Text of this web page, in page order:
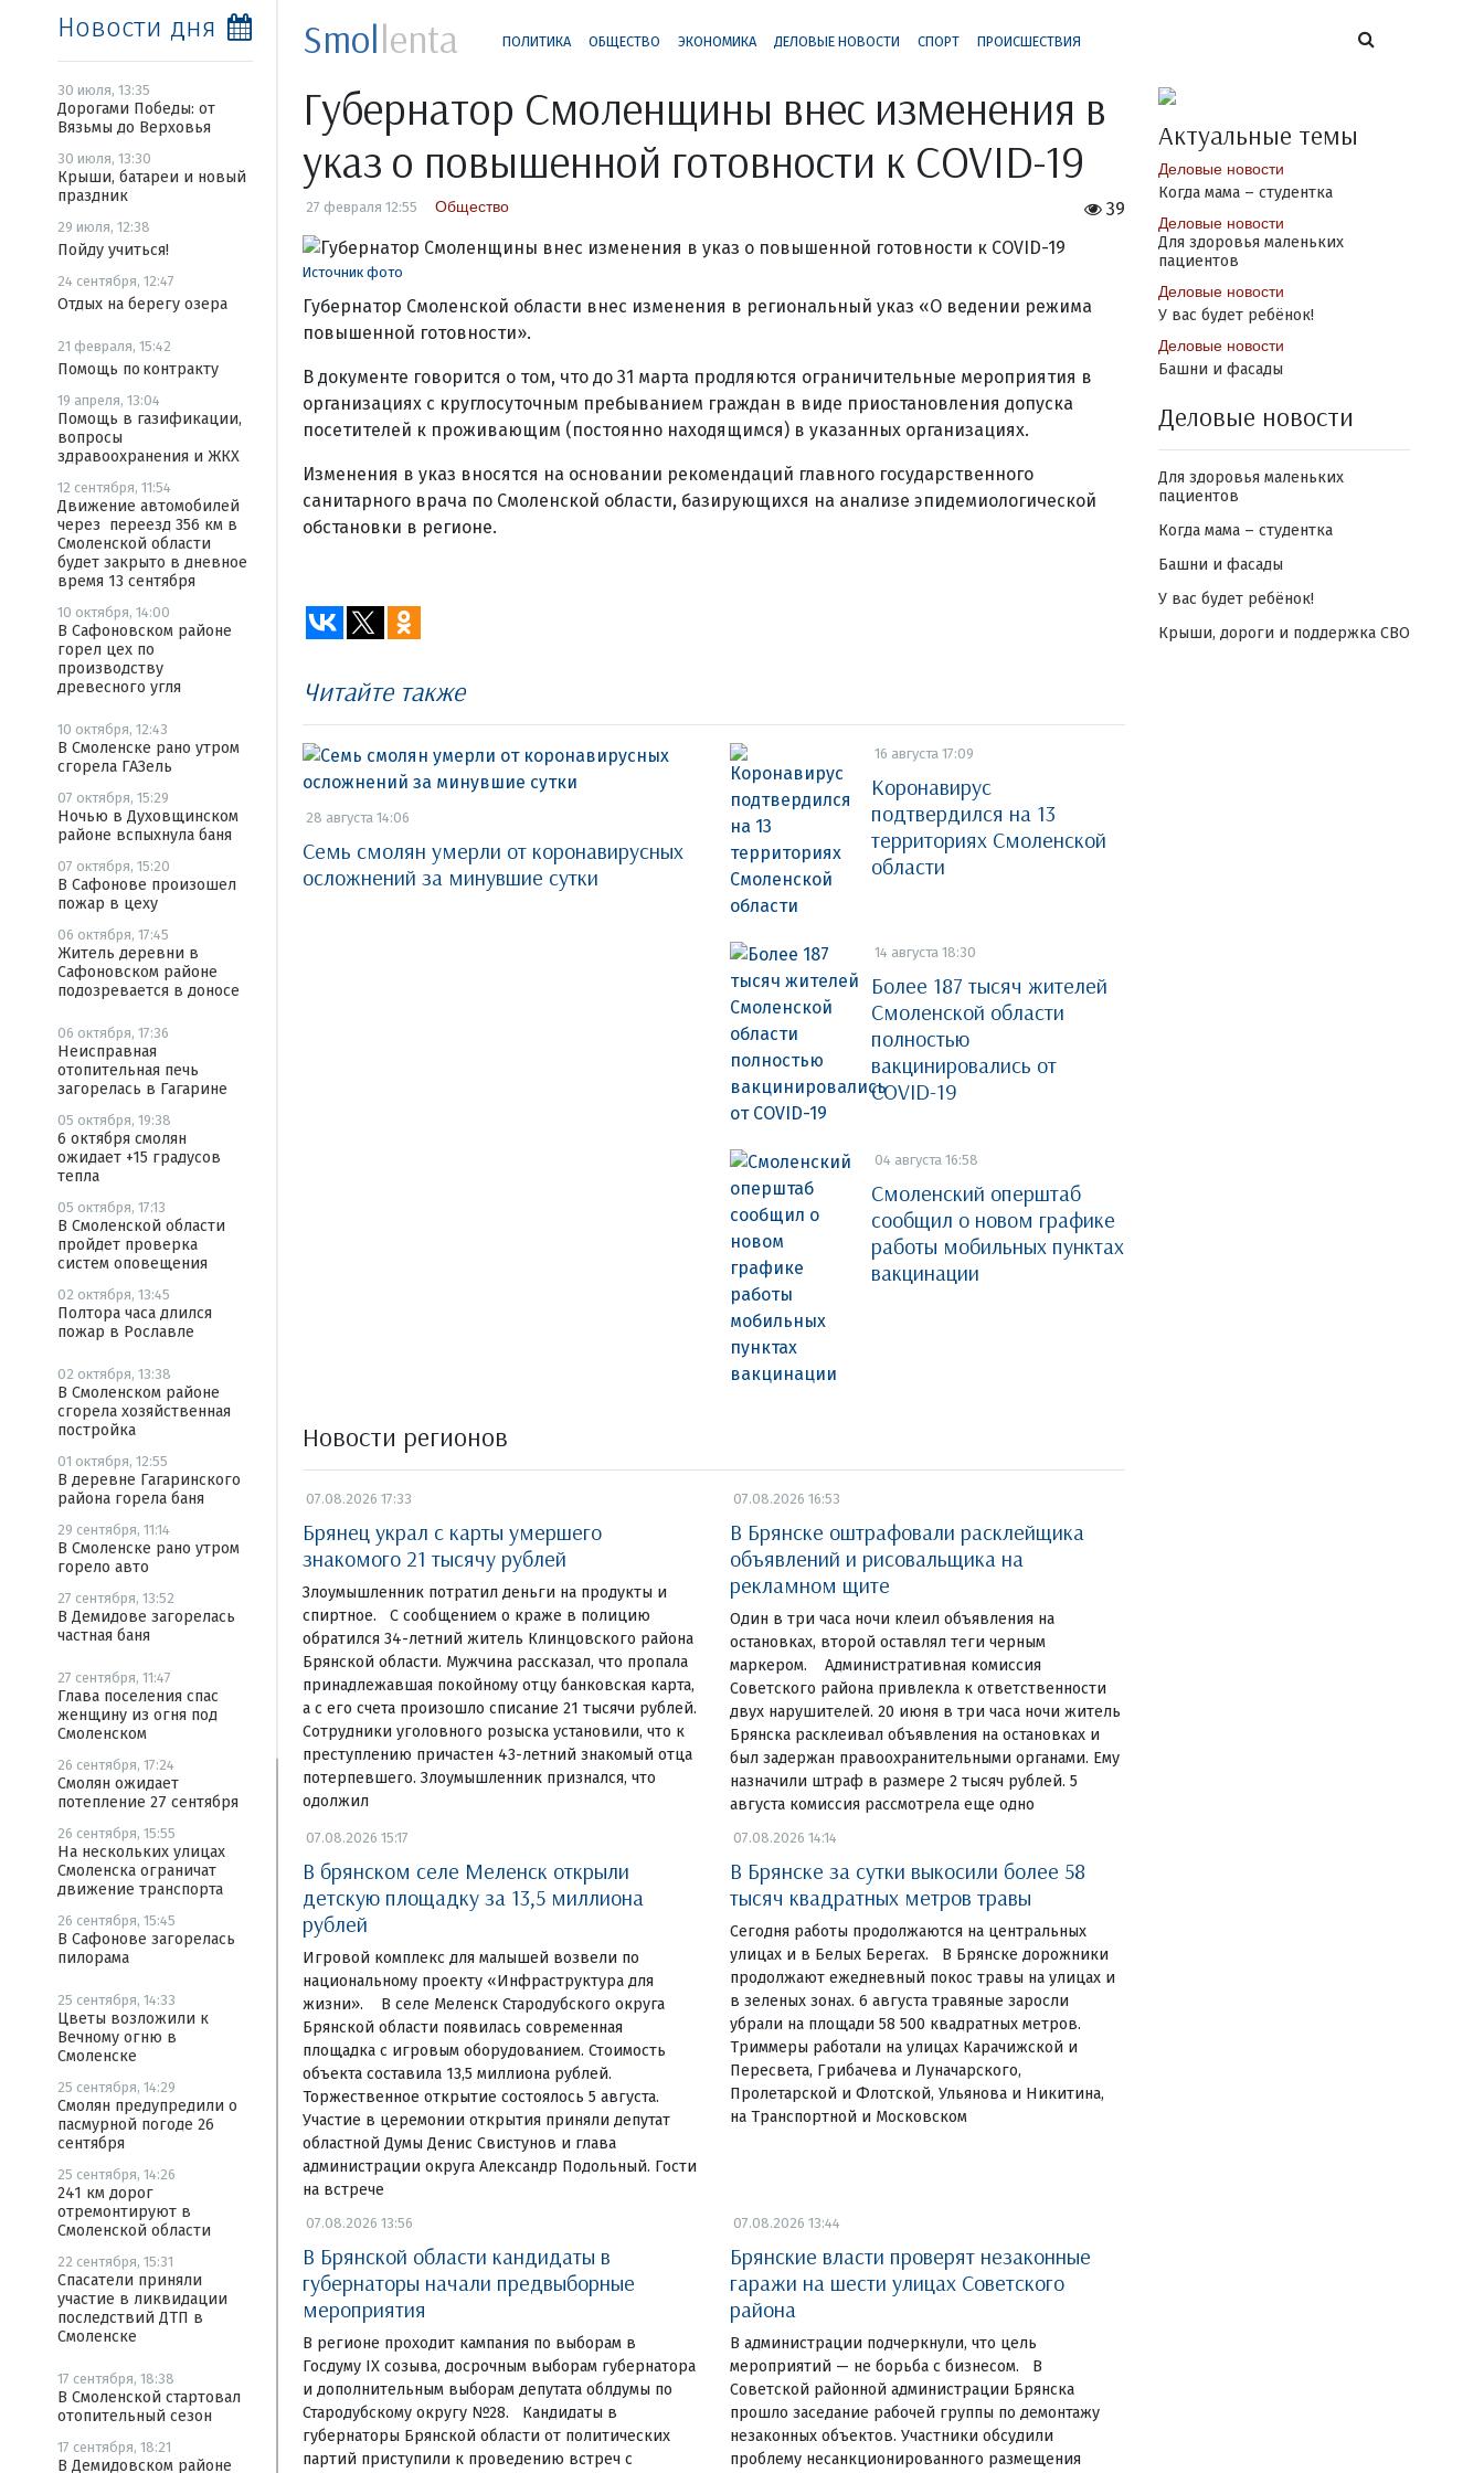
Новости дня
30 июля, 13:35
Дорогами Победы: от
Вязьмы до Верховья
30 июля, 13:30
Крыши, батареи и новый
праздник
29 июля, 12:38
Пойду учиться!
24 сентября, 12:47
Отдых на берегу озера
21 февраля, 15:42
Помощь по контракту
19 апреля, 13:04
Помощь в газификации,
вопросы
здравоохранения и ЖКХ
12 сентября, 11:54
Движение автомобилей
через переезд 356 км в
Смоленской области
будет закрыто в дневное
время 13 сентября
10 октября, 14:00
В Сафоновском районе
горел цех по
производству
древесного угля
10 октября, 12:43
В Смоленске рано утром
сгорела ГАЗель
07 октября, 15:29
Ночью в Духовщинском
районе вспыхнула баня
07 октября, 15:20
В Сафонове произошел
пожар в цеху
06 октября, 17:45
Житель деревни в
Сафоновском районе
подозревается в доносе
06 октября, 17:36
Неисправная
отопительная печь
загорелась в Гагарине
05 октября, 19:38
6 октября смолян
ожидает +15 градусов
тепла
05 октября, 17:13
В Смоленской области
пройдет проверка
систем оповещения
02 октября, 13:45
Полтора часа длился
пожар в Рославле
02 октября, 13:38
В Смоленском районе
сгорела хозяйственная
постройка
01 октября, 12:55
В деревне Гагаринского
района горела баня
29 сентября, 11:14
В Смоленске рано утром
горело авто
27 сентября, 13:52
В Демидове загорелась
частная баня
27 сентября, 11:47
Глава поселения спас
женщину из огня под
Смоленском
26 сентября, 17:24
Смолян ожидает
потепление 27 сентября
26 сентября, 15:55
На нескольких улицах
Смоленска ограничат
движение транспорта
26 сентября, 15:45
В Сафонове загорелась
пилорама
25 сентября, 14:33
Цветы возложили к
Вечному огню в
Смоленске
25 сентября, 14:29
Смолян предупредили о
пасмурной погоде 26
сентября
25 сентября, 14:26
241 км дорог
отремонтируют в
Смоленской области
22 сентября, 15:31
Спасатели приняли
участие в ликвидации
последствий ДТП в
Смоленске
17 сентября, 18:38
В Смоленской стартовал
отопительный сезон
17 сентября, 18:21
В Демидовском районе
Smollenta ПОЛИТИКА ОБЩЕСТВО ЭКОНОМИКА ДЕЛОВЫЕ НОВОСТИ СПОРТ ПРОИСШЕСТВИЯ
Губернатор Смоленщины внес изменения в
указ о повышенной готовности к COVID-19
39
27 февраля 12:55 Общество
Источник фото
Губернатор Смоленской области внес изменения в региональный указ «О ведении режима
повышенной готовности».
В документе говорится о том, что до 31 марта продляются ограничительные мероприятия в
организациях с круглосуточным пребыванием граждан в виде приостановления допуска
посетителей к проживающим (постоянно находящимся) в указанных организациях.
Изменения в указ вносятся на основании рекомендаций главного государственного
санитарного врача по Смоленской области, базирующихся на анализе эпидемиологической
обстановки в регионе.
Читайте также
28 августа 14:06
Семь смолян умерли от коронавирусных
осложнений за минувшие сутки
16 августа 17:09
Коронавирус
подтвердился на 13
территориях Смоленской
области
14 августа 18:30
Более 187 тысяч жителей
Смоленской области
полностью
вакцинировались от
COVID-19
04 августа 16:58
Смоленский оперштаб
сообщил о новом графике
работы мобильных пунктах
вакцинации
Новости регионов
07.08.2026 17:33
Брянец украл с карты умершего
знакомого 21 тысячу рублей
Злоумышленник потратил деньги на продукты и
спиртное. С сообщением о краже в полицию
обратился 34-летний житель Клинцовского района
Брянской области. Мужчина рассказал, что пропала
принадлежавшая покойному отцу банковская карта,
а с его счета произошло списание 21 тысячи рублей.
Сотрудники уголовного розыска установили, что к
преступлению причастен 43-летний знакомый отца
потерпевшего. Злоумышленник признался, что
одолжил
07.08.2026 16:53
В Брянске оштрафовали расклейщика
объявлений и рисовальщика на
рекламном щите
Один в три часа ночи клеил объявления на
остановках, второй оставлял теги черным
маркером. Административная комиссия
Советского района привлекла к ответственности
двух нарушителей. 20 июня в три часа ночи житель
Брянска расклеивал объявления на остановках и
был задержан правоохранительными органами. Ему
назначили штраф в размере 2 тысяч рублей. 5
августа комиссия рассмотрела еще одно
07.08.2026 15:17
В брянском селе Меленск открыли
детскую площадку за 13,5 миллиона
рублей
Игровой комплекс для малышей возвели по
национальному проекту «Инфраструктура для
жизни». В селе Меленск Стародубского округа
Брянской области появилась современная
площадка с игровым оборудованием. Стоимость
объекта составила 13,5 миллиона рублей.
Торжественное открытие состоялось 5 августа.
Участие в церемонии открытия приняли депутат
областной Думы Денис Свистунов и глава
администрации округа Александр Подольный. Гости
на встрече
07.08.2026 14:14
В Брянске за сутки выкосили более 58
тысяч квадратных метров травы
Сегодня работы продолжаются на центральных
улицах и в Белых Берегах. В Брянске дорожники
продолжают ежедневный покос травы на улицах и
в зеленых зонах. 6 августа травяные заросли
убрали на площади 58 500 квадратных метров.
Триммеры работали на улицах Карачижской и
Пересвета, Грибачева и Луначарского,
Пролетарской и Флотской, Ульянова и Никитина,
на Транспортной и Московском
07.08.2026 13:56
В Брянской области кандидаты в
губернаторы начали предвыборные
мероприятия
В регионе проходит кампания по выборам в
Госдуму IX созыва, досрочным выборам губернатора
и дополнительным выборам депутата облдумы по
Стародубскому округу №28. Кандидаты в
губернаторы Брянской области от политических
партий приступили к проведению встреч с
07.08.2026 13:44
Брянские власти проверят незаконные
гаражи на шести улицах Советского
района
В администрации подчеркнули, что цель
мероприятий — не борьба с бизнесом. В
Советской районной администрации Брянска
прошло заседание рабочей группы по демонтажу
незаконных объектов. Участники обсудили
проблему несанкционированного размещения
Актуальные темы
Деловые новости
Когда мама – студентка
Деловые новости
Для здоровья маленьких
пациентов
Деловые новости
У вас будет ребёнок!
Деловые новости
Башни и фасады
Деловые новости
Для здоровья маленьких
пациентов
Когда мама – студентка
Башни и фасады
У вас будет ребёнок!
Крыши, дороги и поддержка СВО